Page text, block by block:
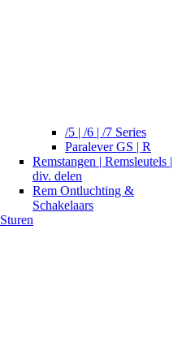
/5 | /6 | /7 Series
Paralever GS | R
Remstangen | Remsleutels |
div. delen
Rem Ontluchting &
Schakelaars
Sturen